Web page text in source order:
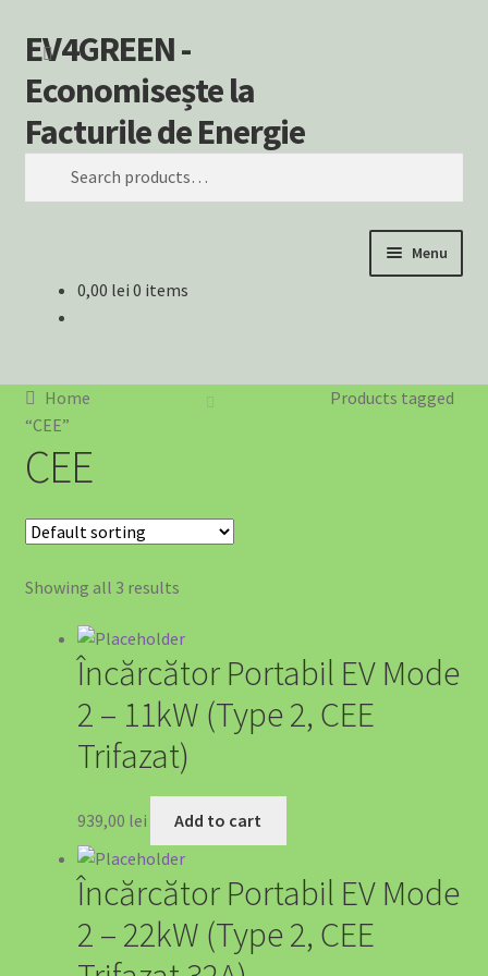
Skip
to
navigation
Skip
to
content
EV4GREEN -
Economisește la
Facturile de Energie
Search
Menu
Electrică
⚡ SOLUȚII EV PENTRU AFACERI
About EV4GREEN
Accesorii Auto
Accesorii Masina Electrica Romania – Cabluri, Wallbox si
Protectie EV
Accessibility Policy
Acumulator Solar SunArk 10.24 kWh (200Ah) – Bestseller-ul
EV4GREEN
0,00 lei 0 items
Home
Products tagged
“CEE”
CEE
Showing all 3 results
Încărcător Portabil EV Mode
2 – 11kW (Type 2, CEE
Trifazat)
939,00 lei Add to cart
Încărcător Portabil EV Mode
2 – 22kW (Type 2, CEE